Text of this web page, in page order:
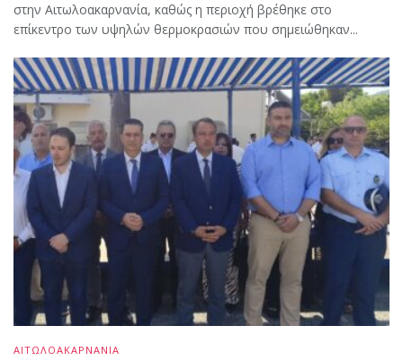
στην Αιτωλοακαρνανία, καθώς η περιοχή βρέθηκε στο
επίκεντρο των υψηλών θερμοκρασιών που σημειώθηκαν...
ΑΙΤΩΛΟΑΚΑΡΝΑΝΙΑ